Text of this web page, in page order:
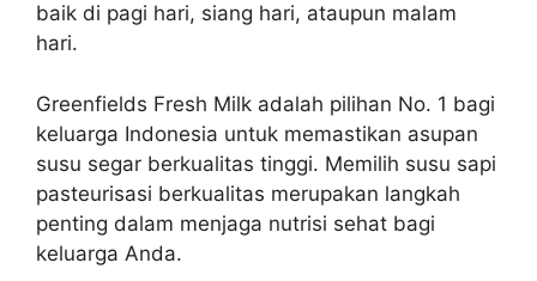
baik di pagi hari, siang hari, ataupun malam
hari.
Greenfields Fresh Milk adalah pilihan No. 1 bagi
keluarga Indonesia untuk memastikan asupan
susu segar berkualitas tinggi. Memilih susu sapi
pasteurisasi berkualitas merupakan langkah
penting dalam menjaga nutrisi sehat bagi
keluarga Anda.